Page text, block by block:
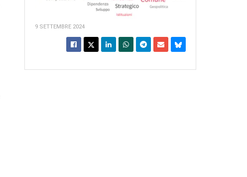
9 SETTEMBRE 2024